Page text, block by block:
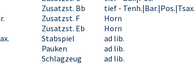
Zusatzst. Bb
tief - Tenh.|Bar.|Pos.|Tsax.
Zusatzst. F
Horn
Zusatzst. Eb
Horn
Stabspiel
ad lib.
Pauken
ad lib.
Schlagzeug ad lib.